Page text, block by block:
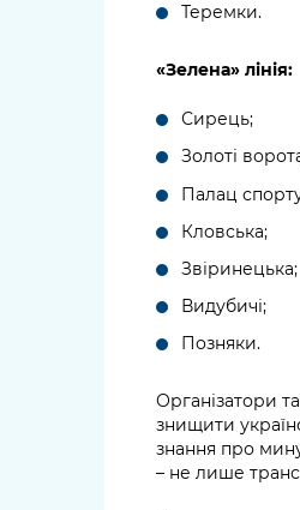
Теремки.
«Зелена» лінія:
Сирець;
Золоті
Палац
Кловська;
Звіринецька;
Видубичі;
Позняки.
Організатори
знищити
знання про
– не лише